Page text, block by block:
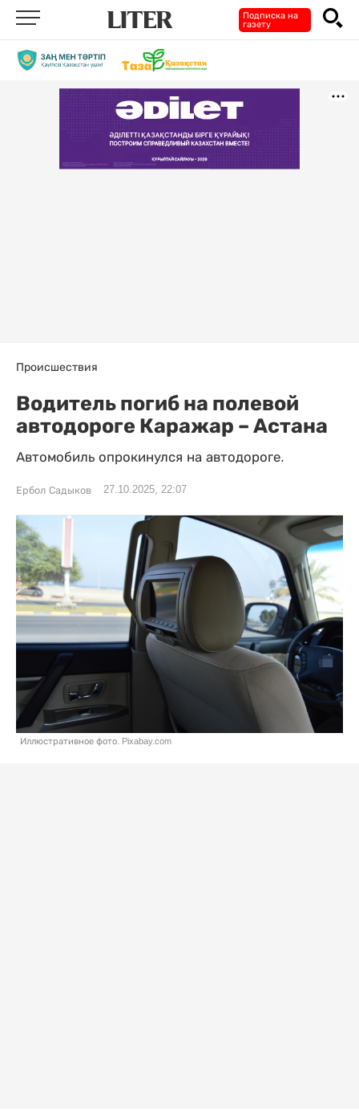
Подписка на
газету
Происшествия
Водитель погиб на полевой
автодороге Каражар – Астана
Автомобиль опрокинулся на автодороге.
Ербол Садыков 27.10.2025, 22:07
Иллюстративное фото. Pixabay.com